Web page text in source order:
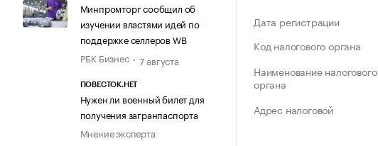
Минпромторг сообщил об
изучении властями идей по
поддержке селлеров WB
РБК Бизнес
7 августа
ПОВЕСТОК.НЕТ
Нужен ли военный билет для
получения загранпаспорта
Мнение эксперта
Дата регистрации
Код налогового органа
Наименование налогового
органа
Адрес налоговой